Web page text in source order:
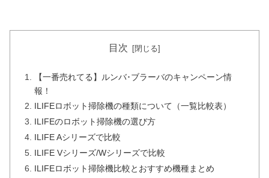
目次
【一番売れてる】ルンバ･ブラーバのキャンペーン情
報！
ILIFEロボット掃除機の種類について（一覧比較表）
ILIFEのロボット掃除機の選び方
ILIFE Aシリーズで比較
ILIFE Vシリーズ/Wシリーズで比較
ILIFEロボット掃除機比較とおすすめ機種まとめ